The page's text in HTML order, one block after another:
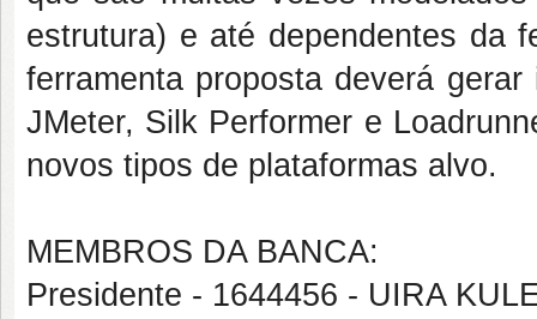
estrutura) e até dependentes da
ferramenta proposta deverá
JMeter, Silk Performer e
novos tipos de plataformas alvo.
MEMBROS DA BANCA:
Presidente - 1644456 - UIRA